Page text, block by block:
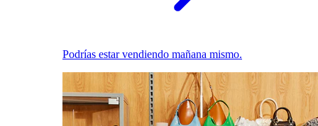
Podrías estar vendiendo mañana mismo.